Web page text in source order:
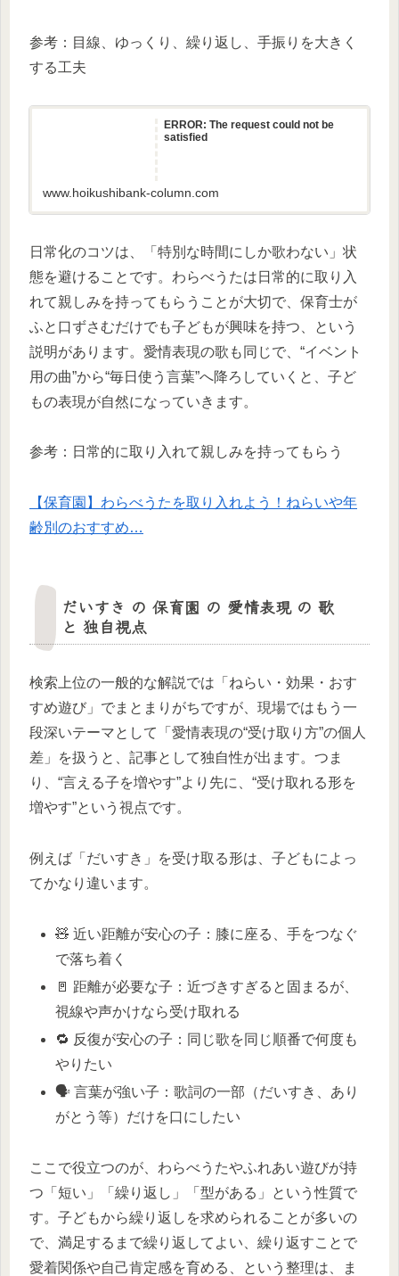
参考：目線、ゆっくり、繰り返し、手振りを大きく
する工夫
ERROR: The request could not be
satisfied
www.hoikushibank-column.com
日常化のコツは、「特別な時間にしか歌わない」状
態を避けることです。わらべうたは日常的に取り入
れて親しみを持ってもらうことが大切で、保育士が
ふと口ずさむだけでも子どもが興味を持つ、という
説明があります。愛情表現の歌も同じで、“イベント
用の曲”から“毎日使う言葉”へ降ろしていくと、子ど
もの表現が自然になっていきます。
参考：日常的に取り入れて親しみを持ってもらう
【保育園】わらべうたを取り入れよう！ねらいや年
齢別のおすすめ…
だいすき の 保育園 の 愛情表現 の 歌
と 独自視点
検索上位の一般的な解説では「ねらい・効果・おす
すめ遊び」でまとまりがちですが、現場ではもう一
段深いテーマとして「愛情表現の“受け取り方”の個人
差」を扱うと、記事として独自性が出ます。つま
り、“言える子を増やす”より先に、“受け取れる形を
増やす”という視点です。
例えば「だいすき」を受け取る形は、子どもによっ
てかなり違います。
🧸 近い距離が安心の子：膝に座る、手をつなぐ
で落ち着く
🚪 距離が必要な子：近づきすぎると固まるが、
視線や声かけなら受け取れる
🔁 反復が安心の子：同じ歌を同じ順番で何度も
やりたい
🗣️ 言葉が強い子：歌詞の一部（だいすき、あり
がとう等）だけを口にしたい
ここで役立つのが、わらべうたやふれあい遊びが持
つ「短い」「繰り返し」「型がある」という性質で
す。子どもから繰り返しを求められることが多いの
で、満足するまで繰り返してよい、繰り返すことで
愛着関係や自己肯定感を育める、という整理は、ま